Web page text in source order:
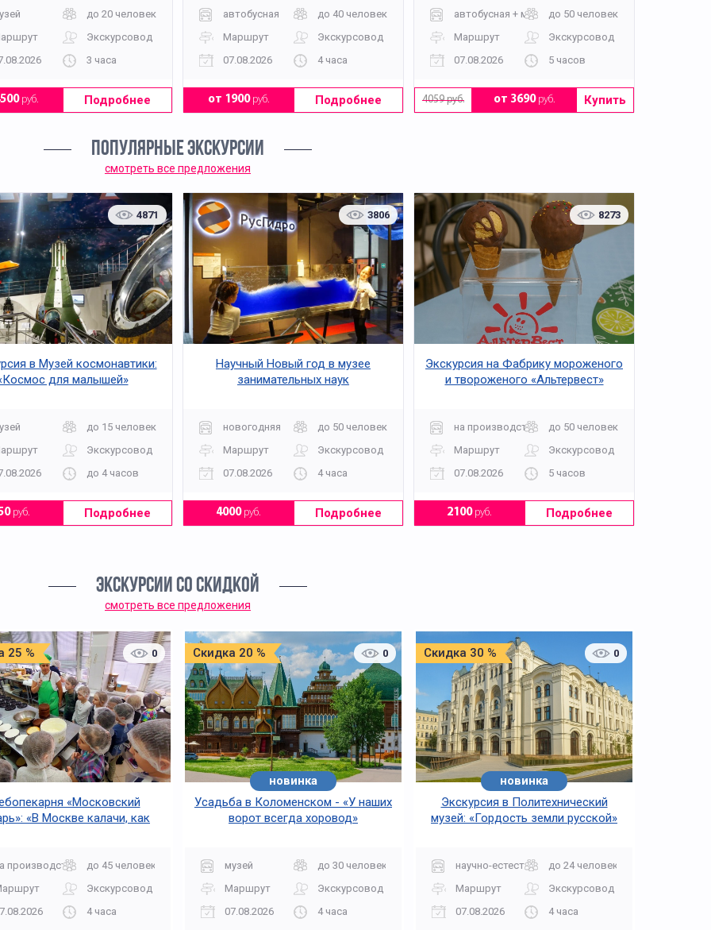
до 20 человек
Экскурсовод
3 часа
руб. Подробнее
автобусная
до 40 человек
Маршрут
Экскурсовод
07.08.2026
4 часа
от 1900руб. Подробнее
автобусная + музей до 50 человек
Маршрут
Экскурсовод
07.08.2026
5 часов
4059 руб. от 3690руб. Купить
ПОПУЛЯРНЫЕ ЭКСКУРСИИ
смотреть все предложения
4871
в Музей космонавтики:
для малышей»
до 15 человек
Экскурсовод
до 4 часов
руб. Подробнее
3806
Научный Новый год в музее
занимательных наук
новогодняя
до 50 человек
Маршрут
Экскурсовод
07.08.2026
4 часа
4000руб. Подробнее
8273
Экскурсия на Фабрику мороженого
и твороженого «Альтервест»
на производство
до 50 человек
Маршрут
Экскурсовод
07.08.2026
5 часов
2100руб. Подробнее
ЭКСКУРСИИ СО СКИДКОЙ
смотреть все предложения
25 % 0
«Московский
«В Москве калачи, как
производство
до 45 человек
Экскурсовод
4 часа
Скидка 20 % 0
новинка
Усадьба в Коломенском - «У наших
ворот всегда хоровод»
музей
до 30 человек
Маршрут
Экскурсовод
07.08.2026
4 часа
Скидка 30 % 0
новинка
Экскурсия в Политехнический
музей: «Гордость земли русской»
научно-естественнаядо 24 человек
Маршрут
Экскурсовод
07.08.2026
4 часа